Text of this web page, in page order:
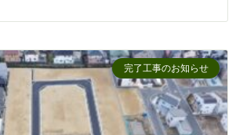
完了工事のお知らせ